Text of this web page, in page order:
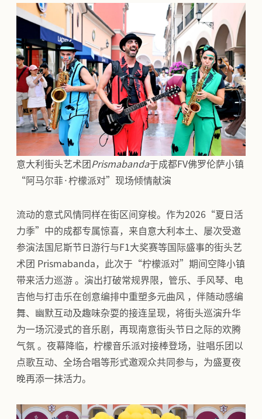
意大利街头艺术团 Prismabanda于成都FV佛罗伦萨小镇
“阿马尔菲·柠檬派对”现场倾情献演
流动的意式风情同样在街区间穿梭。作为2026“夏日活
力季”中的成都专属惊喜，来自意大利本土、屡次受邀
参演法国尼斯节日游行与F1大奖赛等国际盛事的街头艺
术团 Prismabanda，此次于“柠檬派对”期间空降小镇
带来活力巡游 。演出打破常规界限，管乐、手风琴、电
吉他与打击乐在创意编排中重塑多元曲风 ，伴随动感编
舞、幽默互动及趣味杂耍的接连呈现，将街头巡演升华
为一场沉浸式的音乐剧，再现南意街头节日之际的欢腾
气氛 。夜幕降临，柠檬音乐派对接棒登场，驻唱乐团以
点歌互动、全场合唱等形式邀观众共同参与，为盛夏夜
晚再添一抹活力。